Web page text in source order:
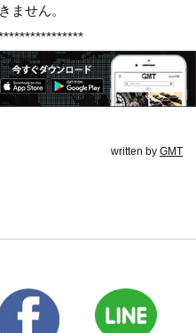
ません。
written by GMT